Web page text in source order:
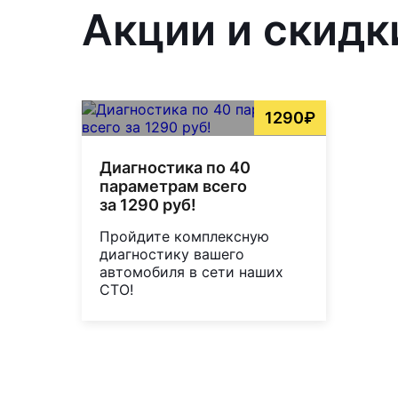
Акции и
1290₽
Диагностика по 40
параметрам всего
за 1290 руб!
Пройдите комплексную
диагностику вашего
автомобиля в сети наших
СТО!